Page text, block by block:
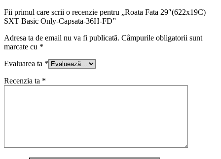
Fii primul care scrii o recenzie pentru „Roata Fata 29″(622x19C)
SXT Basic Only-Capsata-36H-FD”
Adresa ta de email nu va fi publicată. Câmpurile obligatorii sunt
marcate cu *
Evaluarea ta *
Recenzia ta *